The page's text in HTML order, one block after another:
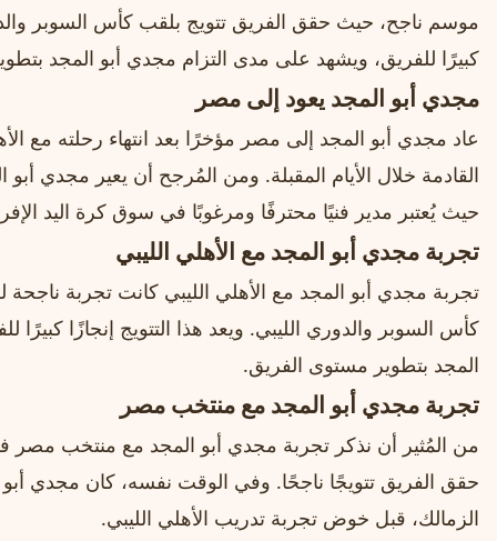
موسم ناجح، حيث حقق الفريق تتويج بلقب كأس السوبر
كبيرًا للفريق، ويشهد على مدى التزام مجدي أبو المجد
مجدي أبو المجد يعود إلى مصر
عاد مجدي أبو المجد إلى مصر مؤخرًا بعد انتهاء رحلته مع
القادمة خلال الأيام المقبلة. ومن المُرجح أن يعير مجدي
حيث يُعتبر مدير فنيًا محترفًا ومرغوبًا في سوق كرة اليد
تجربة مجدي أبو المجد مع الأهلي الليبي
تجربة مجدي أبو المجد مع الأهلي الليبي كانت تجربة ناجحة
كأس السوبر والدوري الليبي. ويعد هذا التتويج إنجازًا
المجد بتطوير مستوى الفريق.
تجربة مجدي أبو المجد مع منتخب مصر
حقق الفريق تتويجًا ناجحًا. وفي الوقت نفسه، كان مجدي أبو
الزمالك، قبل خوض تجربة تدريب الأهلي الليبي.